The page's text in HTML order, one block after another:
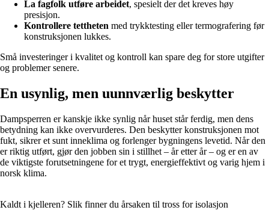
La fagfolk utføre arbeidet, spesielt der det kreves høy
presisjon.
Kontrollere tettheten med trykktesting eller termografering før
konstruksjonen lukkes.
Små investeringer i kvalitet og kontroll kan spare deg for store utgifter
og problemer senere.
En usynlig, men uunnværlig beskytter
Dampsperren er kanskje ikke synlig når huset står ferdig, men dens
betydning kan ikke overvurderes. Den beskytter konstruksjonen mot
fukt, sikrer et sunt inneklima og forlenger bygningens levetid. Når den
er riktig utført, gjør den jobben sin i stillhet – år etter år – og er en av
de viktigste forutsetningene for et trygt, energieffektivt og varig hjem i
norsk klima.
Kaldt i kjelleren? Slik finner du årsaken til tross for isolasjon